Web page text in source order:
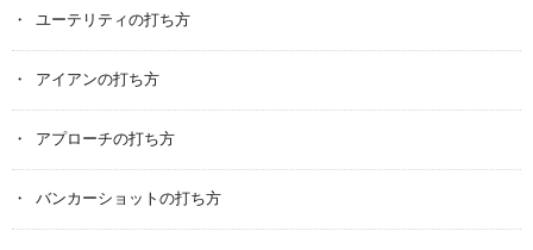
ユーテリティの打ち方
アイアンの打ち方
アプローチの打ち方
バンカーショットの打ち方